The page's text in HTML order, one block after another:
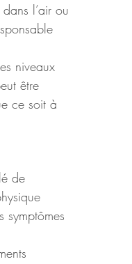
l’air ou
niveaux
être
ce soit à
de
symptômes